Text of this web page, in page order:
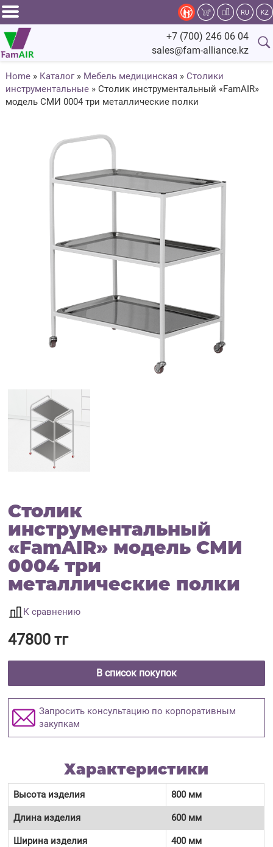
Задать
вопрос
специалисту
Главная
Оснащение
Производство
Компания
+7 (700) 246 06 04
sales@fam-alliance.kz
Home » Каталог » Мебель медицинская » Столики
инструментальные »Столик инструментальный «FamAIR»
модель СМИ 0004 три металлические полки
Столик
инструментальный
«FamAIR» модель СМИ
0004 три
металлические полки
К сравнению
47800 тг
В список покупок
Запросить консультацию по корпоративным
закупкам
Характеристики
Высота изделия 800 мм
Длина изделия 600 мм
Ширина изделия 400 мм